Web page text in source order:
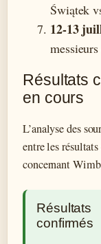
Świątek
12-13
Résultats
en cours
L’analyse des
entre les
concernant
Résultats
confirmés